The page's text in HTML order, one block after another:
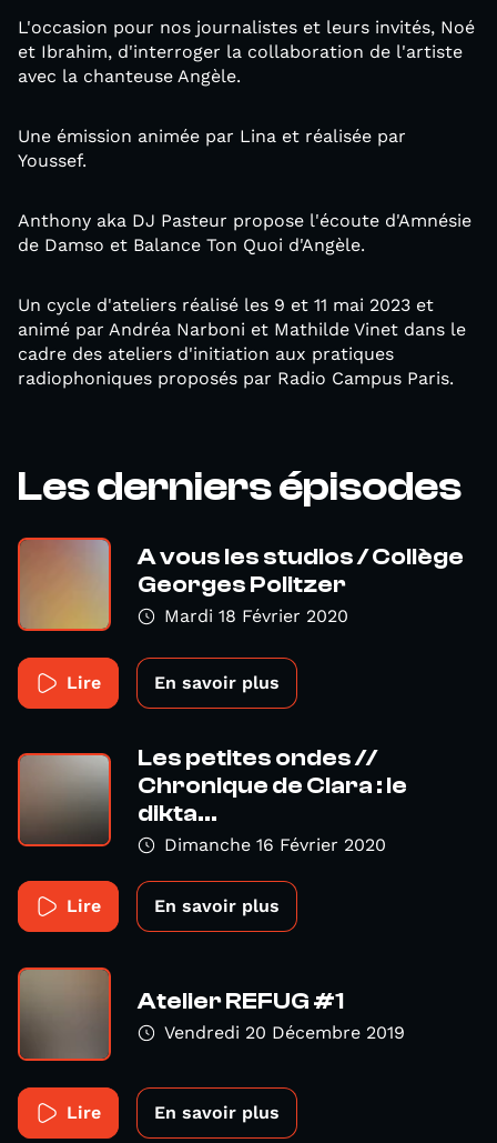
L'occasion pour nos journalistes et leurs invités, Noé
et Ibrahim, d'interroger la collaboration de l'artiste
avec la chanteuse Angèle.
Une émission animée par Lina et réalisée par
Youssef.
Anthony aka DJ Pasteur propose l'écoute d'Amnésie
de Damso et Balance Ton Quoi d'Angèle.
Un cycle d'ateliers réalisé les 9 et 11 mai 2023 et
animé par Andréa Narboni et Mathilde Vinet dans le
cadre des ateliers d'initiation aux pratiques
radiophoniques proposés par Radio Campus Paris.
Les derniers épisodes
A vous les studios / Collège
Georges Politzer
Mardi 18 Février 2020
Lire En savoir plus
Les petites ondes //
Chronique de Clara : le
dikta...
Dimanche 16 Février 2020
Lire En savoir plus
Atelier REFUG #1
Vendredi 20 Décembre 2019
Lire En savoir plus